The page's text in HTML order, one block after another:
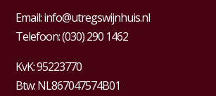
Email:info@utregswijnhuis.nl
Telefoon:(030) 290 1462
KvK:95223770
Btw:NL867047574B01